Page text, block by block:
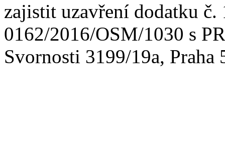
zajistit uzavření dodatku č.
0162/2016/OSM/1030 s
Svornosti 3199/19a, Praha